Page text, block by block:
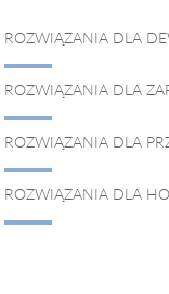
ROZWIĄZANIA DLA
ROZWIĄZANIA DLA
ROZWIĄZANIA DLA
ROZWIĄZANIA DLA